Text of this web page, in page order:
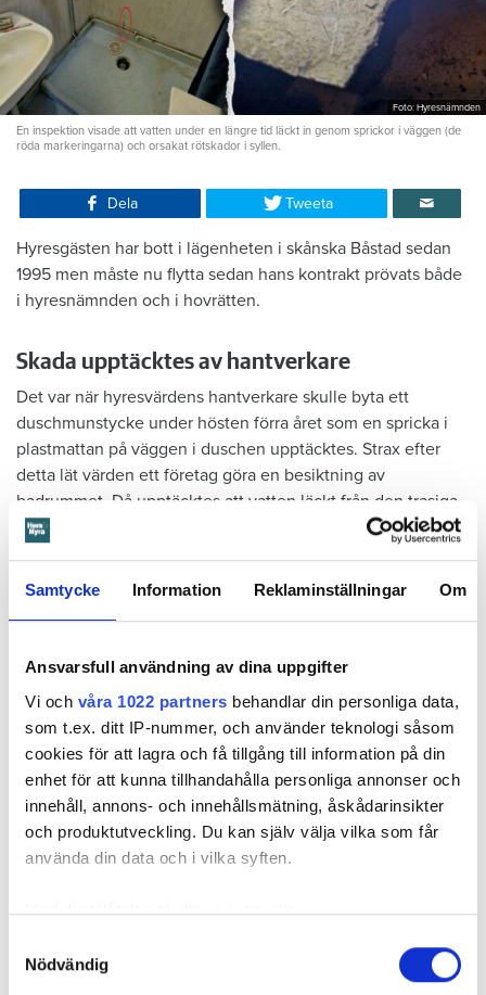
Samtycke Information Reklaminställningar Om
Ansvarsfull användning av dina uppgifter
Vi och våra 1022 partners behandlar din personliga data,
som t.ex. ditt IP-nummer, och använder teknologi såsom
cookies för att lagra och få tillgång till information på din
enhet för att kunna tillhandahålla personliga annonser och
innehåll, annons- och innehållsmätning, åskådarinsikter
och produktutveckling. Du kan själv välja vilka som får
använda din data och i vilka syften.
Med din tillåtelse skulle vi även vilja:
som kan ha en noggrannhet på upp till flera meter
Nödvändig
Foto: Hyresnämnden
En inspektion visade att vatten under en längre tid läckt in genom sprickor i väggen (de
röda markeringarna) och orsakat rötskador i syllen.
Dela Tweeta
Hyresgästen har bott i lägenheten i skånska Båstad sedan
1995 men måste nu flytta sedan hans kontrakt prövats både
i hyresnämnden och i hovrätten.
Skada upptäcktes av hantverkare
Det var när hyresvärdens hantverkare skulle byta ett
duschmunstycke under hösten förra året som en spricka i
plastmattan på väggen i duschen upptäcktes. Strax efter
detta lät värden ett företag göra en besiktning av
badrummet. Då upptäcktes att vatten läckt från den trasiga
svetsskarven under en längre tid och orsakat omfattande
Därför sade den privata hyresvärden upp hyreskontraktet
med hänvisning till att hyresgästen inte iakttagit sin så
på att flytta fick hyresnämnden i Malmö pröva
uppsägningen.